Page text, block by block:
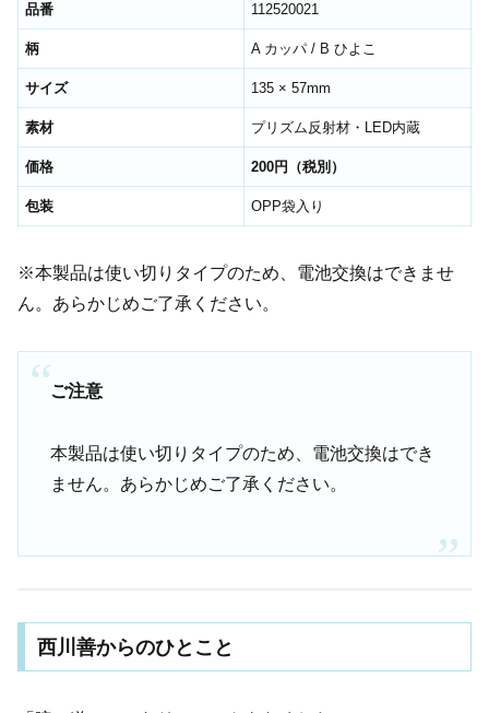
品番 112520021
柄 A カッパ / B ひよこ
サイズ 135 × 57mm
素材 プリズム反射材・LED内蔵
価格 200円（税別）
包装 OPP袋入り
※本製品は使い切りタイプのため、電池交換はできませ
ん。あらかじめご了承ください。
ご注意
本製品は使い切りタイプのため、電池交換はでき
ません。あらかじめご了承ください。
西川善からのひとこと